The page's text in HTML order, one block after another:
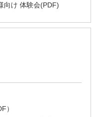
向け 体験会(PDF)
）